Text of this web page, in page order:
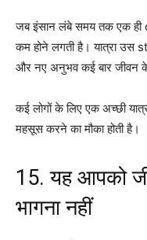
जब इंसान लंबे समय तक एक ही
कम होने लगती है। यात्रा उस
और नए अनुभव कई बार
कई लोगों के लिए एक अच्छी
महसूस करने का मौका होती है।
15. यह आपको
भागना नहीं